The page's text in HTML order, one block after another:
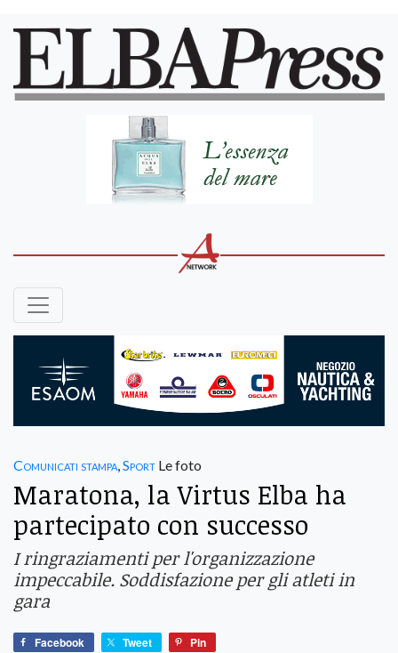
Comunicati stampa Sport Le foto
Maratona, la Virtus Elba ha
partecipato con successo
I ringraziamenti per l'organizzazione
impeccabile. Soddisfazione per gli atleti in
gara
Facebook Tweet Pin